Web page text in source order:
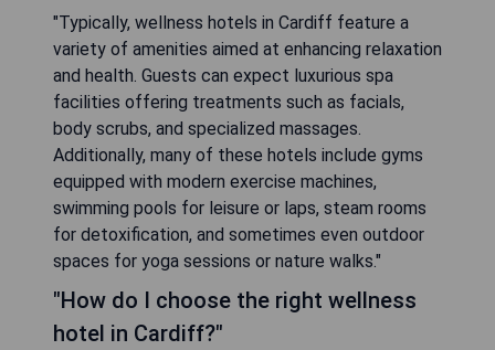
"Typically, wellness hotels in Cardiff feature a
variety of amenities aimed at enhancing relaxation
and health. Guests can expect luxurious spa
facilities offering treatments such as facials,
body scrubs, and specialized massages.
Additionally, many of these hotels include gyms
equipped with modern exercise machines,
swimming pools for leisure or laps, steam rooms
for detoxification, and sometimes even outdoor
spaces for yoga sessions or nature walks."
"How do I choose the right wellness
hotel in Cardiff?"